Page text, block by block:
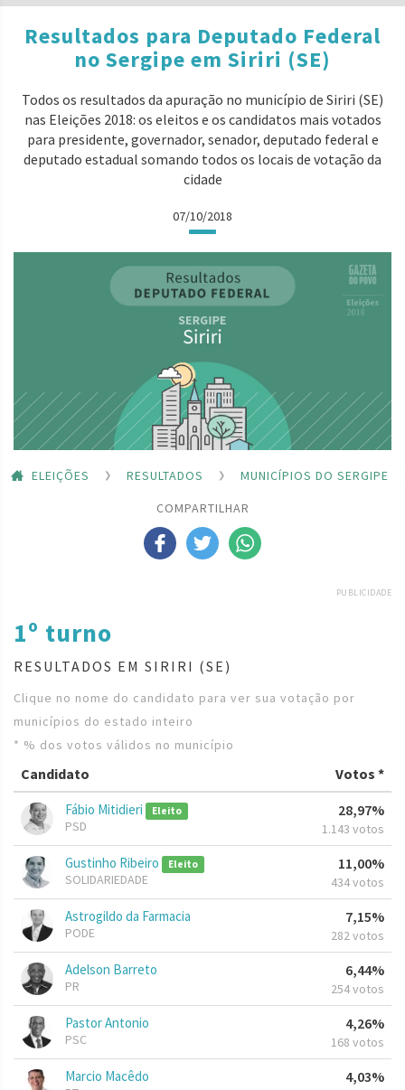
Resultados para Deputado Federal
no Sergipe em Siriri (SE)
Todos os resultados da apuração no município de Siriri (SE)
nas Eleições 2018: os eleitos e os candidatos mais votados
para presidente, governador, senador, deputado federal e
deputado estadual somando todos os locais de votação da
cidade
07/10/2018
ELEIÇÕES RESULTADOS
MUNICÍPIOS DO SERGIPE
COMPARTILHAR
PUBLICIDADE
1º turno
RESULTADOS EM SIRIRI (SE)
Clique no nome do candidato para ver sua votação por
municípios do estado inteiro
* % dos votos válidos no município
Candidato Votos *
Fábio Mitidieri Eleito
PSD
28,97%
1.143 votos
Gustinho Ribeiro Eleito
SOLIDARIEDADE
11,00%
434 votos
Astrogildo da Farmacia
PODE
7,15%
282 votos
Adelson Barreto
PR
6,44%
254 votos
Pastor Antonio
PSC
4,26%
168 votos
Marcio Macêdo 4,03%